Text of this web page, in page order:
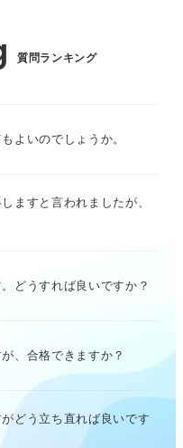
質問ランキング
よいのでしょうか。
ますと言われましたが、
どうすれば良いですか？
、合格できますか？
どう立ち直れば良いです